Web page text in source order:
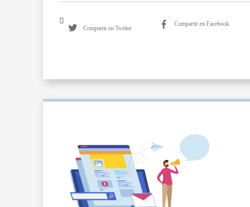
Compartir en Twitter
Compartir en Facebook